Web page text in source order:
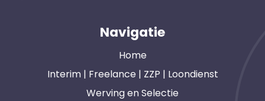
Navigatie
Home
Interim | Freelance | ZZP | Loondienst
Werving en Selectie